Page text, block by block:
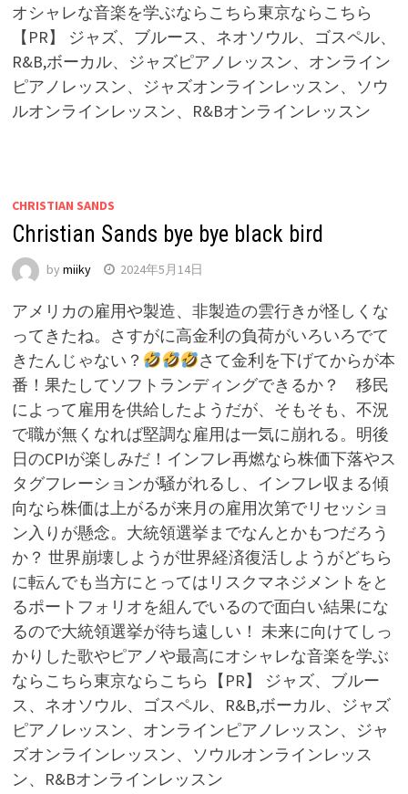
オシャレな音楽を学ぶならこちら東京ならこちら
【PR】 ジャズ、ブルース、ネオソウル、ゴスペル、
R&B,ボーカル、ジャズピアノレッスン、オンライン
ピアノレッスン、ジャズオンラインレッスン、ソウ
ルオンラインレッスン、R&Bオンラインレッスン
CHRISTIAN SANDS
Christian Sands bye bye black bird
by miiky 2024年5月14日
アメリカの雇用や製造、非製造の雲行きが怪しくな
ってきたね。さすがに高金利の負荷がいろいろでて
きたんじゃない？
さて金利を下げてからが本
番！果たしてソフトランディングできるか？ 移民
によって雇用を供給したようだが、そもそも、不況
で職が無くなれば堅調な雇用は一気に崩れる。明後
日のCPIが楽しみだ！インフレ再燃なら株価下落やス
タグフレーションが騒がれるし、インフレ収まる傾
向なら株価は上がるが来月の雇用次第でリセッショ
ン入りが懸念。大統領選挙までなんとかもつだろう
か？ 世界崩壊しようが世界経済復活しようがどちら
に転んでも当方にとってはリスクマネジメントをと
るポートフォリオを組んでいるので面白い結果にな
るので大統領選挙が待ち遠しい！ 未来に向けてしっ
かりした歌やピアノや最高にオシャレな音楽を学ぶ
ならこちら東京ならこちら【PR】 ジャズ、ブルー
ス、ネオソウル、ゴスペル、R&B,ボーカル、ジャズ
ピアノレッスン、オンラインピアノレッスン、ジャ
ズオンラインレッスン、ソウルオンラインレッス
ン、R&Bオンラインレッスン